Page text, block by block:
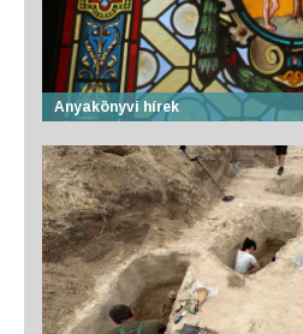
Anyakönyvi hírek